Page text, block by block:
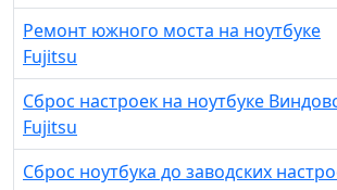
Ремонт южного моста на ноутбуке
Fujitsu
Сброс настроек на ноутбуке
Fujitsu
Сброс ноутбука до заводских